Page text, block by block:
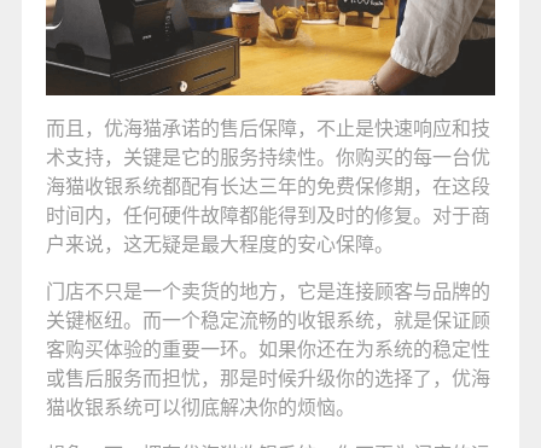
而且，优海猫承诺的售后保障，不止是快速响应和技
术支持，关键是它的服务持续性。你购买的每一台优
海猫收银系统都配有长达三年的免费保修期，在这段
时间内，任何硬件故障都能得到及时的修复。对于商
户来说，这无疑是最大程度的安心保障。
门店不只是一个卖货的地方，它是连接顾客与品牌的
关键枢纽。而一个稳定流畅的收银系统，就是保证顾
客购买体验的重要一环。如果你还在为系统的稳定性
或售后服务而担忧，那是时候升级你的选择了，优海
猫收银系统可以彻底解决你的烦恼。